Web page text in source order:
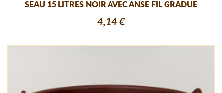
SEAU 15 LITRES NOIR AVEC ANSE FIL GRADUE
4,14 €